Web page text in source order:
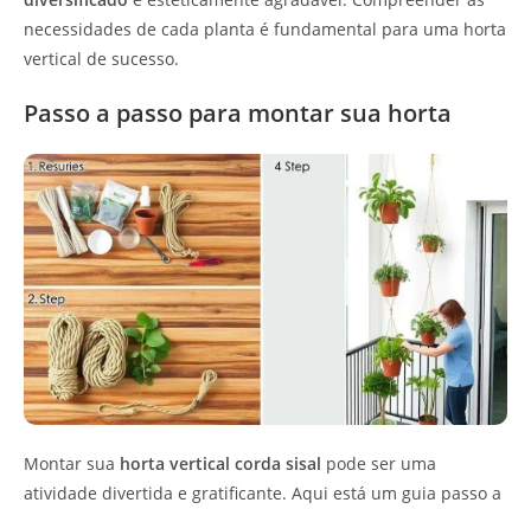
necessidades de cada planta é fundamental para uma horta
vertical de sucesso.
Passo a passo para montar sua horta
Montar sua horta vertical corda sisal pode ser uma
atividade divertida e gratificante. Aqui está um guia passo a